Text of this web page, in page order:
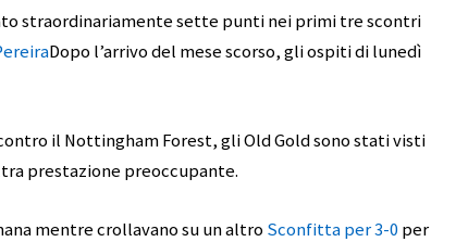
straordinariamente sette punti nei primi tre scontri
Dopo l’arrivo del mese scorso, gli ospiti di lunedì
il Nottingham Forest, gli Old Gold sono stati visti
prestazione preoccupante.
mentre crollavano su un altro Sconfitta per 3-0per